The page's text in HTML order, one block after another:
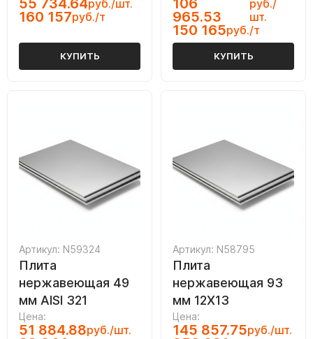
55 734.64руб./шт.
160 157руб./т
КУПИТЬ
106
965.53
руб./
шт.
150 165руб./т
КУПИТЬ
Артикул: N59324
Плита
нержавеющая 49
мм AISI 321
Цена:
51 884.88руб./шт.
Артикул: N58795
Плита
нержавеющая 93
мм 12Х13
Цена:
145 857.75руб./шт.